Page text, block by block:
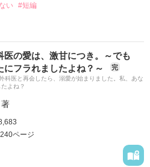
い #短編
娘さくらに告白された一郎。
らと向き合って来た一郎はさく
った。
？
愛のような関係を描いた物語。
医の愛は、激甘につき。～でも
にフラれましたよね？～
完
科医と再会したら、溺愛が始まりました。私、あな
よね？
240ページ